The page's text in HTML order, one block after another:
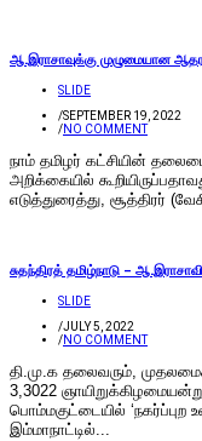
ஆ.இராசாவுக்கு முழுமையான
SLIDE
/SEPTEMBER 19, 2022
/NO COMMENT
நாம் தமிழர் கட்சியின்
அறிக்கையில்
எடுத்துரைத்து, சூத்திரர்
சுதந்திரத் தமிழ்நாடு –
SLIDE
/JULY 5, 2022
/NO COMMENT
தி.மு.க தலைவரும்,
3,3022
பொம்மகுட்டையில் ‘நகர்ப்புற
இம்மாநாட்டில்...